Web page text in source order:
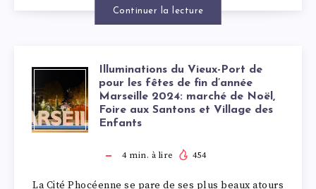
ODYSSÉE
BLEUE
AU
CŒUR
Continuer la lecture
DU
VIEUX-
Illuminations du Vieux-Port de
pour les fêtes de fin d’année
Marseille 2024: marché de Noël,
Foire aux Santons et Village des
Enfants
4min. à lire 454
La Cité Phocéenne se pare de ses plus beaux atours